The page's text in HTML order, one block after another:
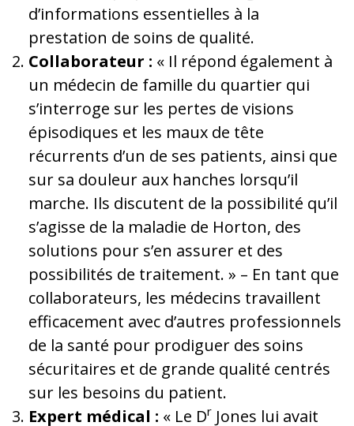
d’informations essentielles à la
prestation de soins de qualité.
Collaborateur : « Il répond également à
un médecin de famille du quartier qui
s’interroge sur les pertes de visions
épisodiques et les maux de tête
récurrents d’un de ses patients, ainsi que
sur sa douleur aux hanches lorsqu’il
marche. Ils discutent de la possibilité qu’il
s’agisse de la maladie de Horton, des
solutions pour s’en assurer et des
possibilités de traitement. » – En tant que
collaborateurs, les médecins travaillent
efficacement avec d’autres professionnels
de la santé pour prodiguer des soins
sécuritaires et de grande qualité centrés
sur les besoins du patient.
Expert médical : « Le Dr Jones lui avait